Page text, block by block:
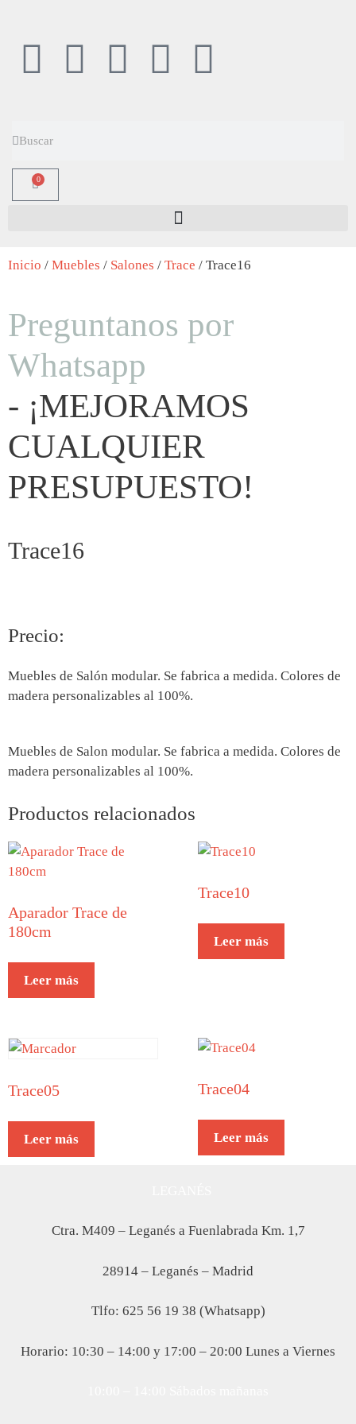
0
Inicio / Muebles / Salones / Trace / Trace16
Preguntanos por
Whatsapp
- ¡MEJORAMOS
CUALQUIER
PRESUPUESTO!
Trace16
Precio:
Muebles de Salón modular. Se fabrica a medida. Colores de
madera personalizables al 100%.
Muebles de Salon modular. Se fabrica a medida. Colores de
madera personalizables al 100%.
Productos relacionados
Aparador Trace de
180cm
Leer más
Trace10
Leer más
Trace05
Leer más
Trace04
Leer más
Ctra. M409 – Leganés a Fuenlabrada Km. 1,7
28914 – Leganés – Madrid
Tlfo: 625 56 19 38 (Whatsapp)
Horario: 10:30 – 14:00 y 17:00 – 20:00 Lunes a Viernes